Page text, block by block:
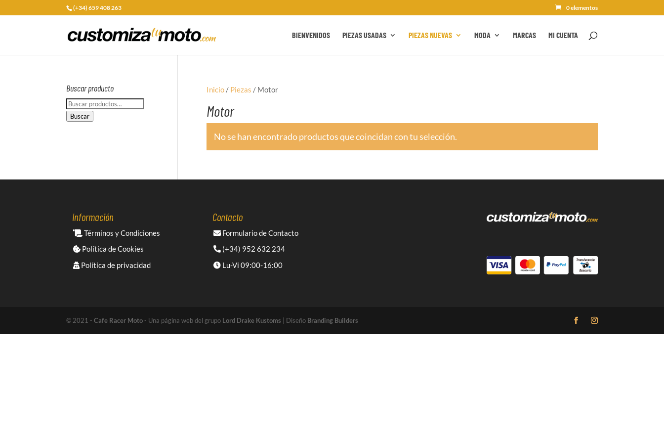
(+34) 659 408 263 0 elementos
BIENVENIDOS PIEZAS USADAS PIEZAS NUEVAS MODA MARCAS MI CUENTA
Inicio/ Piezas / Motor
Motor
No se han encontrado productos que coincidan con tu selección.
Buscar producto
Buscar
por:
Buscar
Información
Términos y Condiciones
Política de Cookies
Política de privacidad
Contacto
Formulario de Contacto
(+34) 952 632 234
Lu-Vi 09:00-16:00
© 2021 -Cafe Racer Moto- Una página web del grupo Lord Drake Kustoms | Diseño Branding Builders